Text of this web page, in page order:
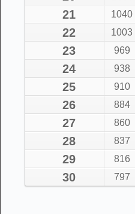
21 1040
22 1003
23 969
24 938
25 910
26 884
27 860
28 837
29 816
30 797